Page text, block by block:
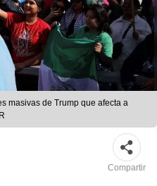
masivas de Trump que afecta a
Compartir